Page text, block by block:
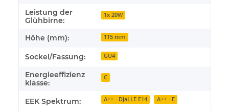
Leistung der
Glühbirne:
1x 20W
Höhe (mm): 115 mm
Sockel/Fassung: GU4
Energieeffizienz
klasse:
C
EEK Spektrum: A++ - DJaLLE E14 A++ - E